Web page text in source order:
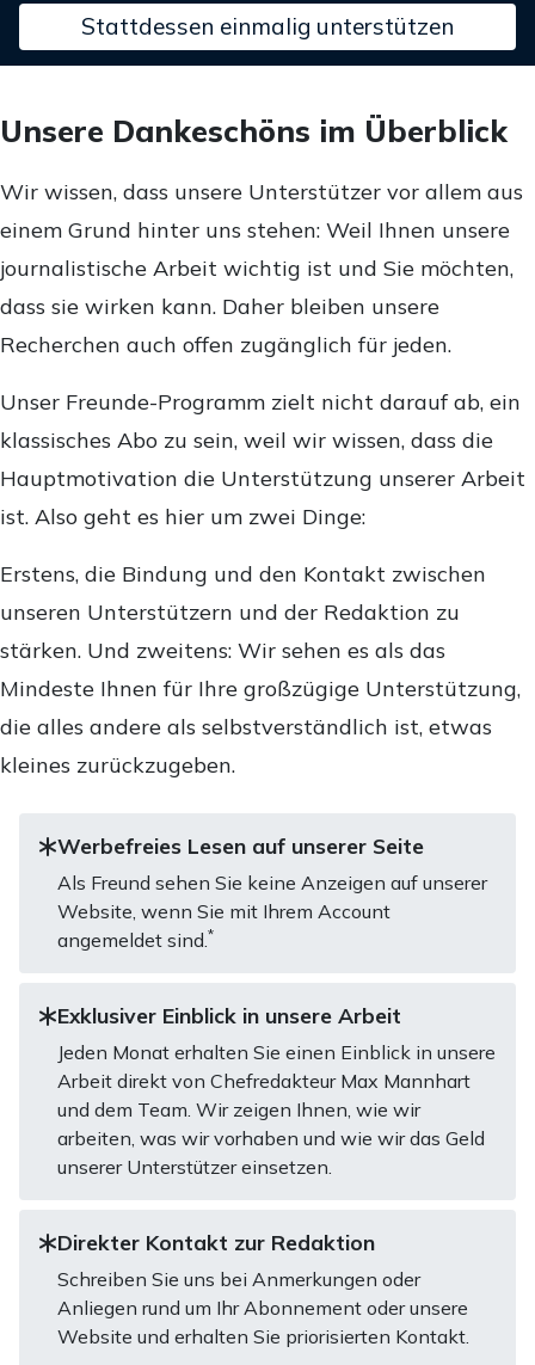
Stattdessen einmalig unterstützen
Unsere Dankeschöns im Überblick
Wir wissen, dass unsere Unterstützer vor allem aus
einem Grund hinter uns stehen: Weil Ihnen unsere
journalistische Arbeit wichtig ist und Sie möchten,
dass sie wirken kann. Daher bleiben unsere
Recherchen auch offen zugänglich für jeden.
Unser Freunde-Programm zielt nicht darauf ab, ein
klassisches Abo zu sein, weil wir wissen, dass die
Hauptmotivation die Unterstützung unserer Arbeit
ist. Also geht es hier um zwei Dinge:
Erstens, die Bindung und den Kontakt zwischen
unseren Unterstützern und der Redaktion zu
stärken. Und zweitens: Wir sehen es als das
Mindeste Ihnen für Ihre großzügige Unterstützung,
die alles andere als selbstverständlich ist, etwas
kleines zurückzugeben.
Werbefreies Lesen auf unserer Seite
Als Freund sehen Sie keine Anzeigen auf unserer
Website, wenn Sie mit Ihrem Account
angemeldet sind.*
Exklusiver Einblick in unsere Arbeit
Jeden Monat erhalten Sie einen Einblick in unsere
Arbeit direkt von Chefredakteur Max Mannhart
und dem Team. Wir zeigen Ihnen, wie wir
arbeiten, was wir vorhaben und wie wir das Geld
unserer Unterstützer einsetzen.
Direkter Kontakt zur Redaktion
Schreiben Sie uns bei Anmerkungen oder
Anliegen rund um Ihr Abonnement oder unsere
Website und erhalten Sie priorisierten Kontakt.